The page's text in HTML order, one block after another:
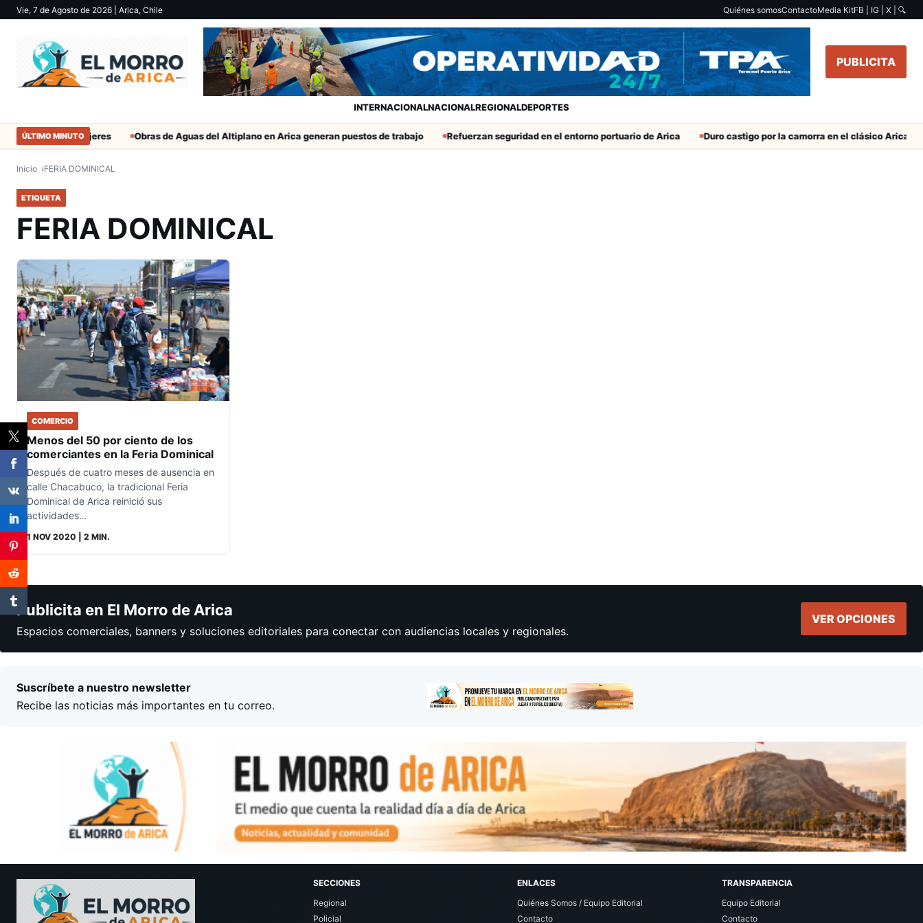
Vie, 7 de Agosto de 2026 | Arica, Chile Quiénes somosContactoMedia KitFB | IG | X | 🔍
PUBLICITA
INTERNACIONALNACIONALREGIONALDEPORTES
ÚLTIMO MINUTO
más que las mujeres Obras de Aguas del Altiplano en Arica generan puestos de trabajo Refuerzan seguridad en el entorno portuario de Arica Duro castigo por la camorra en el clásico Arica-
Inicio FERIA DOMINICAL
ETIQUETA
FERIA DOMINICAL
COMERCIO
Menos del 50 por ciento de los
comerciantes en la Feria Dominical
Después de cuatro meses de ausencia en
calle Chacabuco, la tradicional Feria
Dominical de Arica reinició sus
actividades…
1 NOV 2020 | 2 MIN.
Publicita en El Morro de Arica
Espacios comerciales, banners y soluciones editoriales para conectar con audiencias locales y regionales.
VER OPCIONES
Suscríbete a nuestro newsletter
Recibe las noticias más importantes en tu correo.
SECCIONES
Regional
Policial
ENLACES
Quiénes Somos / Equipo Editorial
Contacto
TRANSPARENCIA
Equipo Editorial
Contacto